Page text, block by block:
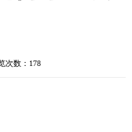
次数： 178